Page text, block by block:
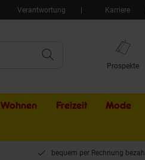
Verantwortung Karriere
Prospekte
Wohnen Freizeit Mode
bequem per Rechnung